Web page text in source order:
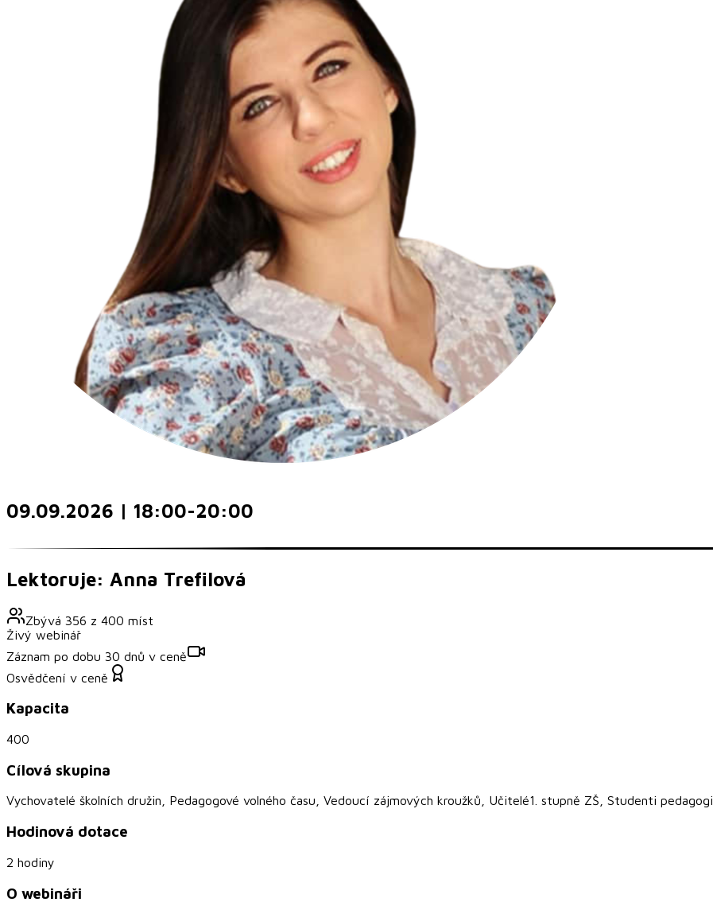
09.09.2026 | 18:00-20:00
Lektoruje: Anna Trefilová
Zbývá 356 z 400 míst
Živý webinář
Záznam po dobu 30 dnů v ceně
Osvědčení v ceně
Kapacita
400
Cílová skupina
Vychovatelé školních družin, Pedagogové volného času, Vedoucí zájmových kroužků, Učitelé1. stupně ZŠ, Studenti
Hodinová dotace
2 hodiny
O webináři